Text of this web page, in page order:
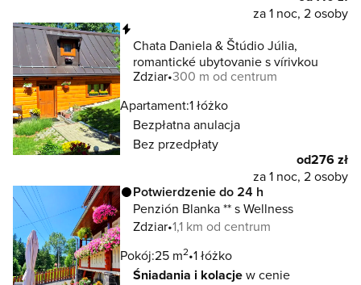
za 1 noc, 2 osoby
Chata Daniela & Štúdio Júlia,
romantické ubytovanie s vírivkou
Zdziar 300 m od centrum
Apartament:1 łóżko
Bezpłatna anulacja
Bez przedpłaty
od276 zł
za 1 noc, 2 osoby
Potwierdzenie do 24 h
Penzión Blanka ** s Wellness
Zdziar 1,1 km od centrum
Pokój:25 m2 1 łóżko
Śniadania i kolacjew cenie